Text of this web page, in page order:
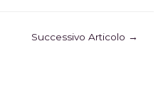
Successivo Articolo →